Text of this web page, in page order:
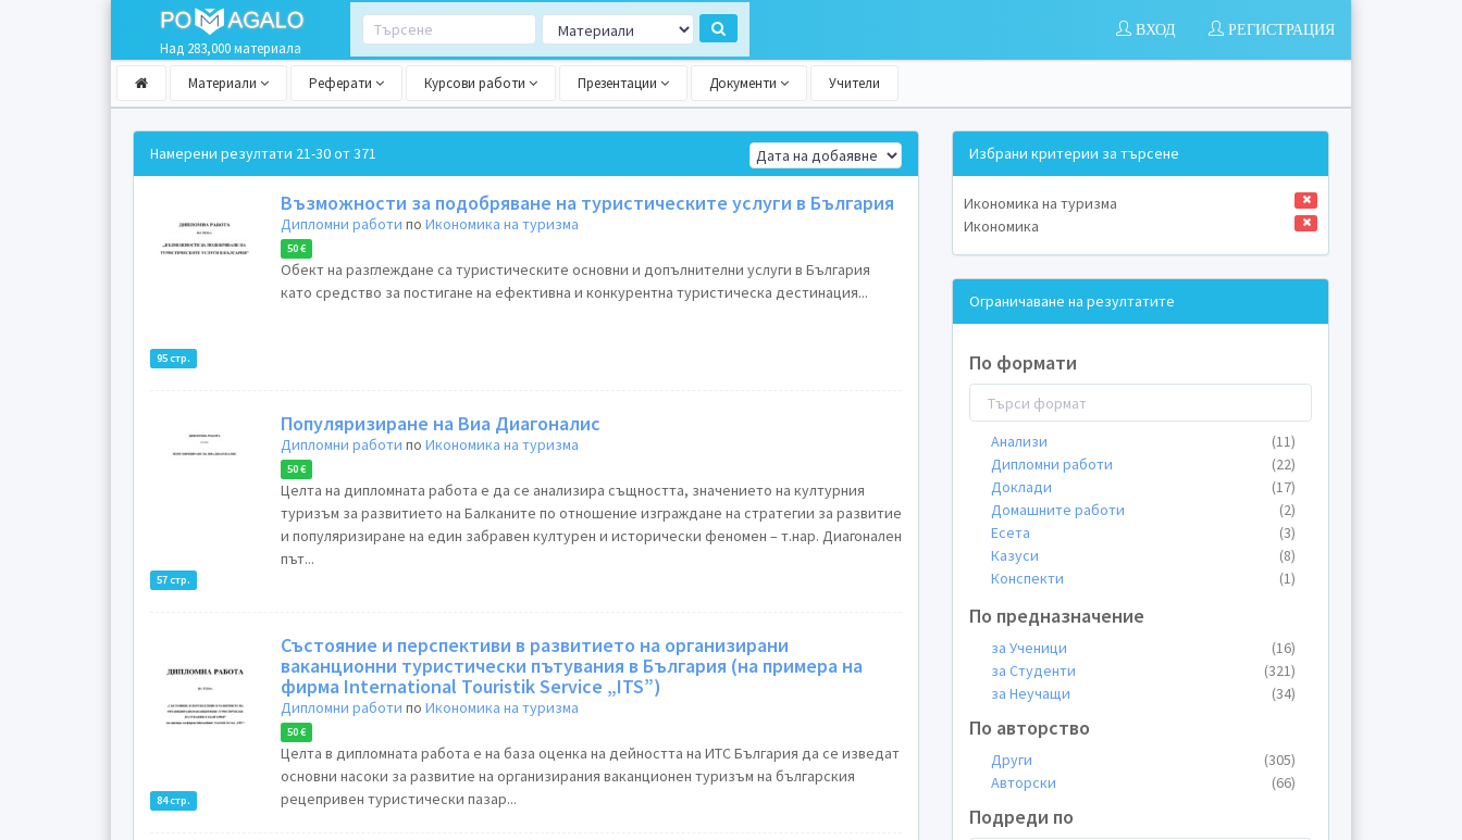
Над 283,000 материала
РЕГИСТРАЦИЯ
ВХОД
Материали Реферати Курсови работи Презентации Документи Учители
Намерени резултати 21-30 от 371
95 стр.
Възможности за подобряване на туристическите услуги в България
Дипломни работи поИкономика на туризма
50 €
Обект на разглеждане са туристическите основни и допълнителни услуги в България
като средство за постигане на ефективна и конкурентна туристическа дестинация...
57 стр.
Популяризиране на Виа Диагоналис
Дипломни работи поИкономика на туризма
50 €
Целта на дипломната работа е да се анализира същността, значението на културния
туризъм за развитието на Балканите по отношение изграждане на стратегии за развитие
и популяризиране на един забравен културен и исторически феномен – т.нар. Диагонален
път...
84 стр.
Състояние и перспективи в развитието на организирани
ваканционни туристически пътувания в България (на примера на
фирма International Touristik Service „ITS”)
Дипломни работи поИкономика на туризма
50 €
Целта в дипломната работа е на база оценка на дейността на ИТС България да се изведат
основни насоки за развитие на организирания ваканционен туризъм на българския
рецепривен туристически пазар...
Избрани критерии за търсене
Икономика на туризма
Икономика
Ограничаване на резултатите
По формати
Анализи
(11)
Дипломни работи
(22)
Доклади
(17)
Домашните работи
(2)
Есета
(3)
Казуси
(8)
Конспекти
(1)
Лекции
Общи материали
(6)
Пищови
(6)
Планове
(4)
Проекти
Протоколи
(1)
Реферати
(19)
Тестове
По предназначение
за Ученици
(16)
за Студенти
(321)
за Неучащи
(34)
По авторство
Други
(305)
Авторски
(66)
Подреди по